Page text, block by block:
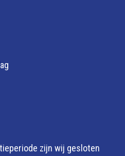
zijn wij gesloten